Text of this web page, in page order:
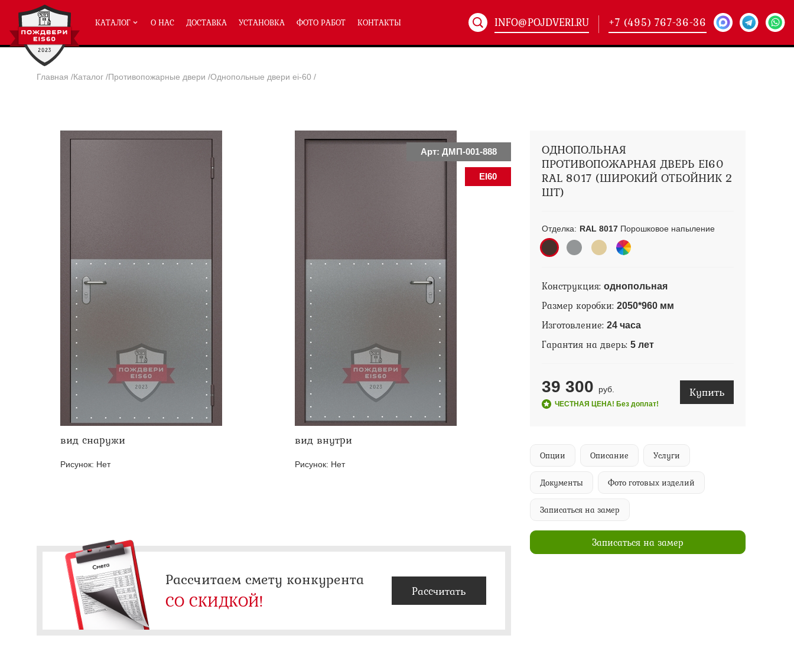
КАТАЛОГ
Полуторные двери ei-60
Глухие двери ei-60
Двери ei-60 для медицинских учреждений
Полуторные технические двери
Двупольные технические двери(178)
О НАС ДОСТАВКА УСТАНОВКА ФОТО РАБОТ КОНТАКТЫ INFO@POJDVERI.RU +7 (495) 767-36-36
Главная /Каталог /Противопожарные двери /Однопольные двери ei-60 /
Арт: ДМП-001-888
EI60
вид снаружи
Рисунок: Нет
вид внутри
Рисунок: Нет
ОДНОПОЛЬНАЯ
ПРОТИВОПОЖАРНАЯ ДВЕРЬ EI60
RAL 8017 (ШИРОКИЙ ОТБОЙНИК 2
ШТ)
Отделка: RAL 8017Порошковое напыление
Конструкция: однопольная
Размер коробки: 2050*960 мм
Изготовление: 24 часа
Гарантия на дверь: 5 лет
39 300 руб.
ЧЕСТНАЯ ЦЕНА! Без доплат!
Купить
Опции Описание Услуги
Документы Фото готовых изделий
Записаться на замер
Записаться на замер
Рассчитаем смету конкурента
СО СКИДКОЙ! Рассчитать